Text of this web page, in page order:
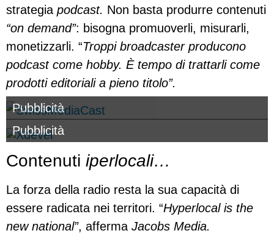
strategia podcast. Non basta produrre contenuti
“on demand”: bisogna promuoverli, misurarli,
monetizzarli. “Troppi broadcaster producono
podcast come hobby. È tempo di trattarli come
prodotti editoriali a pieno titolo”.
Pubblicità
Pubblicità
Contenuti iperlocali…
La forza della radio resta la sua capacità di
essere radicata nei territori. “Hyperlocal is the
new national”, afferma Jacobs Media.